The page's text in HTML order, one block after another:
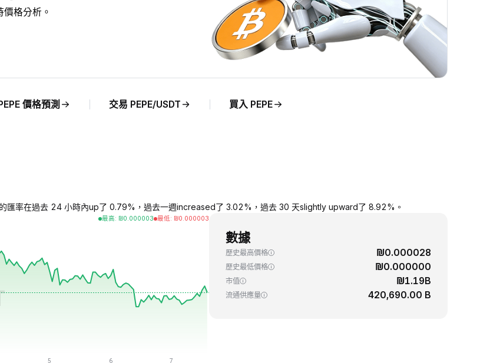
格分析。
價格預測 交易 PEPE/USDT 買入 PEPE
匯率在過去 24 小時內up了 0.79%，過去一週increased了 3.02%，過去 30 天slightly upward了 8.92%。
最高: ₪0.000003 最低: ₪0.000003
數據
歷史最高價格 ₪0.000028
歷史最低價格 ₪0.000000
市值 ₪1.19B
流通供應量 420,690.00 B